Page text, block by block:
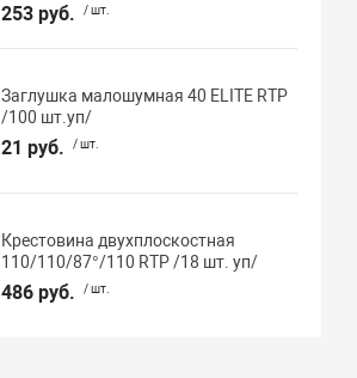
253 руб. / шт.
Заглушка малошумная 40 ELITE RTP
/100 шт.уп/
21 руб. / шт.
Крестовина двухплоскостная
110/110/87°/110 RTP /18 шт. уп/
486 руб. / шт.